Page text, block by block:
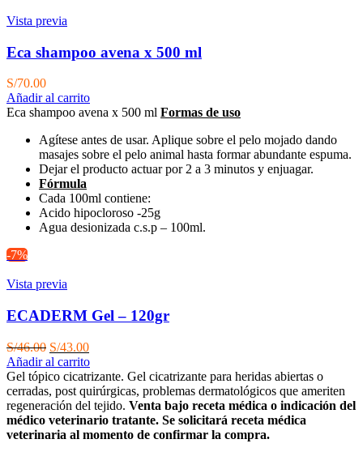
Vista previa
Eca shampoo avena x 500 ml
S/70.00
Añadir al carrito
Eca shampoo avena x 500 ml Formas de uso
Agítese antes de usar. Aplique sobre el pelo mojado dando
masajes sobre el pelo animal hasta formar abundante espuma.
Dejar el producto actuar por 2 a 3 minutos y enjuagar.
Fórmula
Cada 100ml contiene:
Acido hipocloroso -25g
Agua desionizada c.s.p – 100ml.
-7%
Vista previa
ECADERM Gel – 120gr
S/46.00 El
precio
original
era:
S/46.00.
S/43.00El
precio
actual
es:
S/43.00.
Añadir al carrito
Gel tópico cicatrizante. Gel cicatrizante para heridas abiertas o
cerradas, post quirúrgicas, problemas dermatológicos que ameriten
regeneración del tejido. Venta bajo receta médica o indicación del
médico veterinario tratante. Se solicitará receta médica
veterinaria al momento de confirmar la compra.